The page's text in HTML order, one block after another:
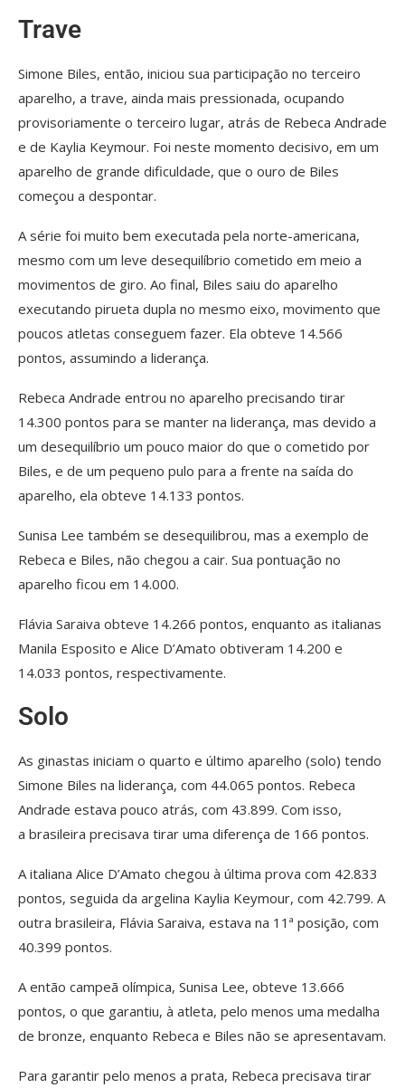
Trave
Simone Biles, então, iniciou sua participação no terceiro
aparelho, a trave, ainda mais pressionada, ocupando
provisoriamente o terceiro lugar, atrás de Rebeca Andrade
e de Kaylia Keymour. Foi neste momento decisivo, em um
aparelho de grande dificuldade, que o ouro de Biles
começou a despontar.
A série foi muito bem executada pela norte-americana,
mesmo com um leve desequilíbrio cometido em meio a
movimentos de giro. Ao final, Biles saiu do aparelho
executando pirueta dupla no mesmo eixo, movimento que
poucos atletas conseguem fazer. Ela obteve 14.566
pontos, assumindo a liderança.
Rebeca Andrade entrou no aparelho precisando tirar
14.300 pontos para se manter na liderança, mas devido a
um desequilíbrio um pouco maior do que o cometido por
Biles, e de um pequeno pulo para a frente na saída do
aparelho, ela obteve 14.133 pontos.
Sunisa Lee também se desequilibrou, mas a exemplo de
Rebeca e Biles, não chegou a cair. Sua pontuação no
aparelho ficou em 14.000.
Flávia Saraiva obteve 14.266 pontos, enquanto as italianas
Manila Esposito e Alice D’Amato obtiveram 14.200 e
14.033 pontos, respectivamente.
Solo
As ginastas iniciam o quarto e último aparelho (solo) tendo
Simone Biles na liderança, com 44.065 pontos. Rebeca
Andrade estava pouco atrás, com 43.899. Com isso,
a brasileira precisava tirar uma diferença de 166 pontos.
A italiana Alice D’Amato chegou à última prova com 42.833
pontos, seguida da argelina Kaylia Keymour, com 42.799. A
outra brasileira, Flávia Saraiva, estava na 11ª posição, com
40.399 pontos.
A então campeã olímpica, Sunisa Lee, obteve 13.666
pontos, o que garantiu, à atleta, pelo menos uma medalha
de bronze, enquanto Rebeca e Biles não se apresentavam.
Para garantir pelo menos a prata, Rebeca precisava tirar